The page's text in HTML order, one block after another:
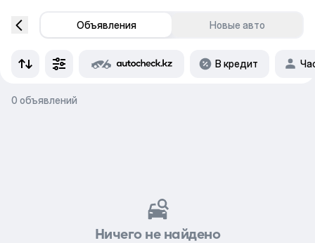
Объявления Новые авто
В кредит
0 объявлений
Ничего не найдено